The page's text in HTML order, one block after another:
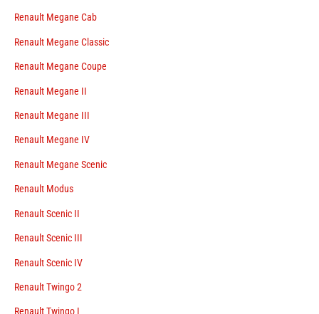
Renault Megane Cab
Renault Megane Classic
Renault Megane Coupe
Renault Megane II
Renault Megane III
Renault Megane IV
Renault Megane Scenic
Renault Modus
Renault Scenic II
Renault Scenic III
Renault Scenic IV
Renault Twingo 2
Renault Twingo I